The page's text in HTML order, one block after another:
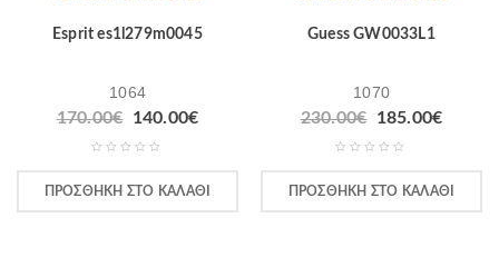
Esprit es1l279m0045
1064
170.00€ 140.00€
ΠΡΟΣΘΉΚΗ ΣΤΟ ΚΑΛΆΘΙ
Guess GW0033L1
1070
230.00€ 185.00€
ΠΡΟΣΘΉΚΗ ΣΤΟ ΚΑΛΆΘΙ